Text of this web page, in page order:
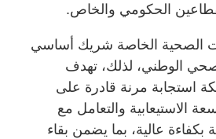
الحكومي والخاص.
الصحية الخاصة شريك أساسي
الوطني، لذلك، تهدف
استجابة مرنة قادرة على
الاستيعابية والتعامل مع
بكفاءة عالية، بما يضمن بقاء